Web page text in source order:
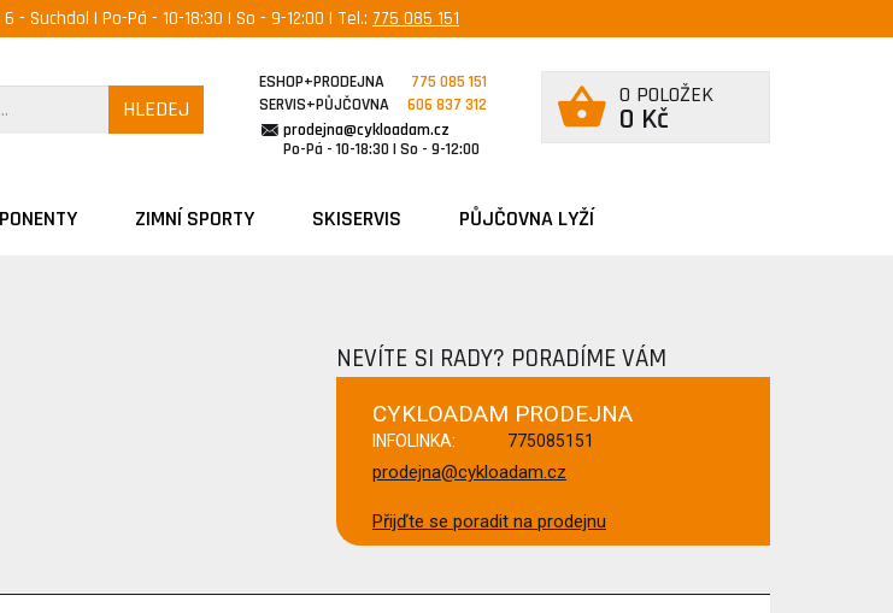
- Suchdol | Po-Pá - 10-18:30 | So - 9-12:00 | Tel.: 775 085 151
HLEDEJ
ESHOP+PRODEJNA
775 085 151
SERVIS+PŮJČOVNA
606 837 312
prodejna@cykloadam.cz
Po-Pá - 10-18:30 | So - 9-12:00
0 POLOŽEK
0 Kč
ZIMNÍ SPORTY SKISERVIS PŮJČOVNA LYŽÍ
NEVÍTE SI RADY? PORADÍME VÁM
CYKLOADAM PRODEJNA
INFOLINKA: 775085151
prodejna@cykloadam.cz
Přijďte se poradit na prodejnu